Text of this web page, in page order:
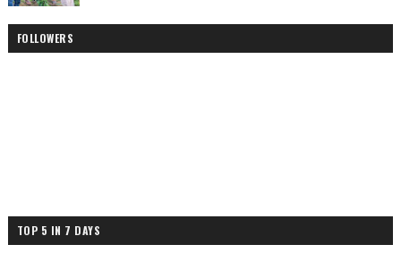
FOLLOWERS
TOP 5 IN 7 DAYS